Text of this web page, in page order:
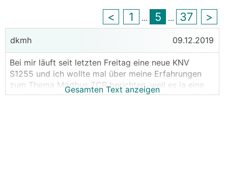
< 1 ... 5 ... 37 >
dkmh 09.12.2019
Bei mir läuft seit letzten Freitag eine neue KNV
S1255 und ich wollte mal über meine Erfahrungen
zum Thema Modbus TCP berichten, weil es ja eine
der Neuerungen im Vergleich zum Vorgänger ist und
Gesamten Text anzeigen